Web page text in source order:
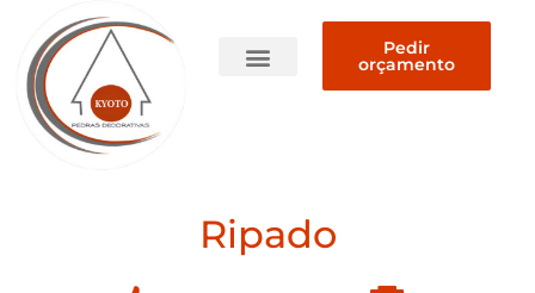
Pedir
orçamento
Ripado